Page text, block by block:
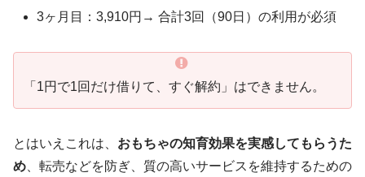
3ヶ月目：3,910円→ 合計3回（90日）の利用が必須
「1円で1回だけ借りて、すぐ解約」はできません。
とはいえこれは、 おもちゃの知育効果を実感してもらうた
め 、転売などを防ぎ、質の高いサービスを維持するための